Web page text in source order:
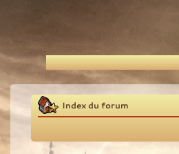
Recherche
Index du forum